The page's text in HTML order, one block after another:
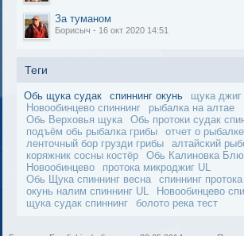
За туманом
Борисыч - 16 окт 2020 14:51
Теги
Обь щука судак спиннинг окунь щука джиг
Новообинцево спиннинг
рыбалка на алтае
Обь Верховья щука
Обь протоки судак
подъём обь рыбалка грибы
отчет о рыбалке
ленточный бор грузди грибы
алтайский
коряжник сосны костёр
Обь Калиновка
Новообинцево
протока микроджиг UL
Обь Щука спиннинг весна
спиннинг
окунь налим спиннинг UL
Новообинцево
щука судак спиннинг
болото река тест